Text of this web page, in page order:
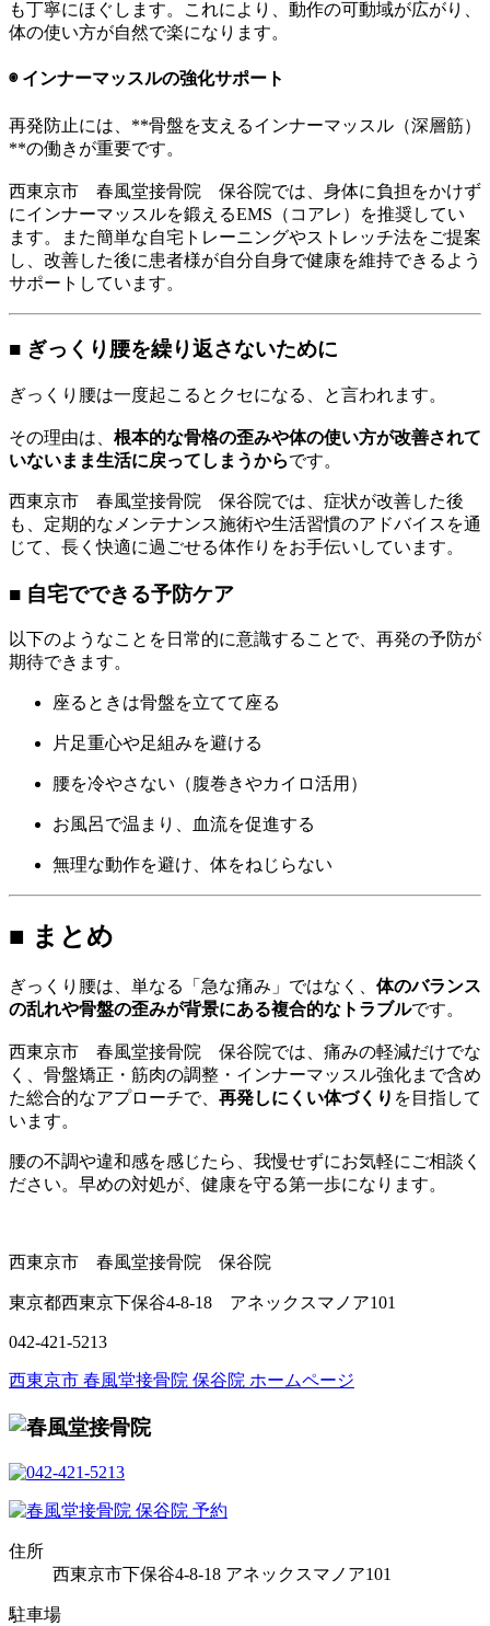
も丁寧にほぐします。これにより、動作の可動域が広がり、
体の使い方が自然で楽になります。
◉ インナーマッスルの強化サポート
再発防止には、**骨盤を支えるインナーマッスル（深層筋）
**の働きが重要です。
西東京市 春風堂接骨院 保谷院では、身体に負担をかけず
にインナーマッスルを鍛えるEMS（コアレ）を推奨してい
ます。また簡単な自宅トレーニングやストレッチ法をご提案
し、改善した後に患者様が自分自身で健康を維持できるよう
サポートしています。
■ ぎっくり腰を繰り返さないために
ぎっくり腰は一度起こるとクセになる、と言われます。
その理由は、 根本的な骨格の歪みや体の使い方が改善されて
いないまま生活に戻ってしまうからです。
西東京市 春風堂接骨院 保谷院では、症状が改善した後
も、定期的なメンテナンス施術や生活習慣のアドバイスを通
じて、長く快適に過ごせる体作りをお手伝いしています。
■ 自宅でできる予防ケア
以下のようなことを日常的に意識することで、再発の予防が
期待できます。
座るときは骨盤を立てて座る
片足重心や足組みを避ける
腰を冷やさない（腹巻きやカイロ活用）
お風呂で温まり、血流を促進する
無理な動作を避け、体をねじらない
■ まとめ
ぎっくり腰は、単なる「急な痛み」ではなく、 体のバランス
の乱れや骨盤の歪みが背景にある複合的なトラブルです。
西東京市 春風堂接骨院 保谷院では、痛みの軽減だけでな
く、骨盤矯正・筋肉の調整・インナーマッスル強化まで含め
た総合的なアプローチで、 再発しにくい体づくり を目指して
います。
腰の不調や違和感を感じたら、我慢せずにお気軽にご相談く
ださい。早めの対処が、健康を守る第一歩になります。
西東京市 春風堂接骨院 保谷院
東京都西東京下保谷4-8-18 アネックスマノア101
042-421-5213
西東京市 春風堂接骨院 保谷院 ホームページ
住所
西東京市下保谷4-8-18 アネックスマノア101
駐車場